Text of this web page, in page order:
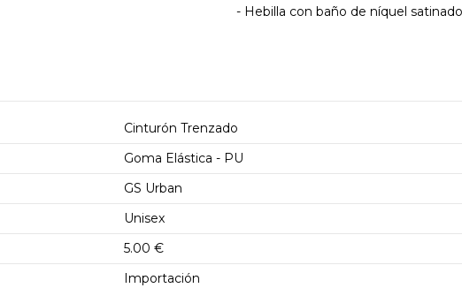
- Hebilla con baño de níquel
Cinturón Trenzado
Goma Elástica - PU
GS Urban
Unisex
5.00 €
Importación